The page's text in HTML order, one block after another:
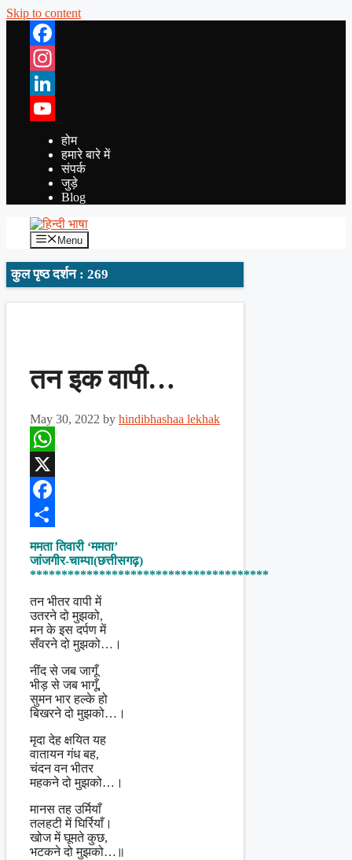
Skip to content
Facebook
Instagram
LinkedIn
YouTube
होम
हमारे बारे में
संपर्क
जुड़े
Blog
Menu
कुल पृष्ठ दर्शन : 269
तन इक वापी…
May 30, 2022 by hindibhashaa lekhak
WhatsApp
X
Facebook
Share
ममता तिवारी ‘ममता’
जांजगीर-चाम्पा(छत्तीसगढ़)
**************************************
तन भीतर वापी में
उतरने दो मुझको,
मन के इस दर्पण में
सँवरने दो मुझको…।
नींद से जब जागूँ
भीड़ से जब भागूँ,
सुमन भार हल्के हो
बिखरने दो मुझको…।
मृदा देह क्षयित यह
वातायन गंध बह,
चंदन वन भीतर
महकने दो मुझको…।
मानस तह उर्मियाँ
तलहटी में घिर्रियाँ।
खोज में घूमते कुछ,
भटकने दो मुझको…॥